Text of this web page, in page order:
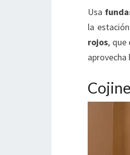
Usa
la
rojos, que
aprovecha